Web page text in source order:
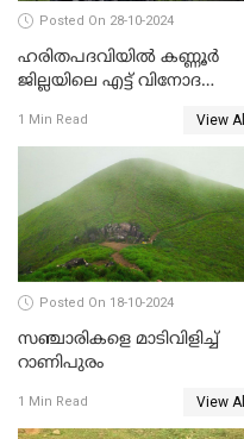
Posted On 28-10-2024
ഹരിതപദവിയിൽ കണ്ണൂർ
ജില്ലയിലെ എട്ട്‌ വിനോദ
1 Min Read View All
Posted On 18-10-2024
സഞ്ചാരികളെ മാടിവിളിച്ച്
റാണിപുരം
1 Min Read View All